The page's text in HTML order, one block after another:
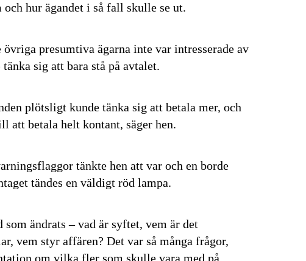
hur ägandet i så fall skulle se ut.
presumtiva ägarna inte var intresserade av
sig att bara stå på avtalet.
plötsligt kunde tänka sig att betala mer, och
att betala helt kontant, säger hen.
tänkte hen att var och en borde
tändes en väldigt röd lampa.
ändrats – vad är syftet, vem är det
vem styr affären? Det var så många frågor,
om vilka fler som skulle vara med på
senaste informationen
till vårt nyhetsbrev!
klicka på "Prenumerera" ger du samtycke till att vi
använder dina personuppgifter i enlighet med vår